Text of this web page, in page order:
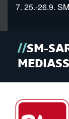
7. 25.-26.9.
SM-